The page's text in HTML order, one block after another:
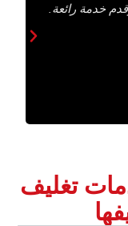
خدمة رائعة.‏
تغليف